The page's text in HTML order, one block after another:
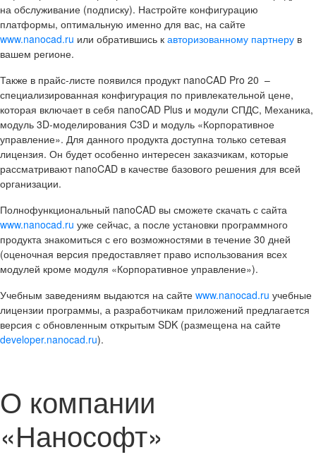
на обслуживание (подписку). Настройте конфигурацию
платформы, оптимальную именно для вас, на сайте
www.nanocad.ru или обратившись к авторизованному партнеру в
вашем регионе.
Также в прайс-листе появился продукт nanoCAD Pro 20 –
специализированная конфигурация по привлекательной цене,
которая включает в себя nanoCAD Plus и модули СПДС, Механика,
модуль 3D-моделирования C3D и модуль «Корпоративное
управление». Для данного продукта доступна только сетевая
лицензия. Он будет особенно интересен заказчикам, которые
рассматривают nanoCAD в качестве базового решения для всей
организации.
Полнофункциональный nanoCAD вы сможете скачать с сайта
www.nanocad.ru уже сейчас, а после установки программного
продукта знакомиться с его возможностями в течение 30 дней
(оценочная версия предоставляет право использования всех
модулей кроме модуля «Корпоративное управление»).
Учебным заведениям выдаются на сайте www.nanocad.ru учебные
лицензии программы, а разработчикам приложений предлагается
версия с обновленным открытым SDK (размещена на сайте
developer.nanocad.ru).
О компании
«Нанософт»